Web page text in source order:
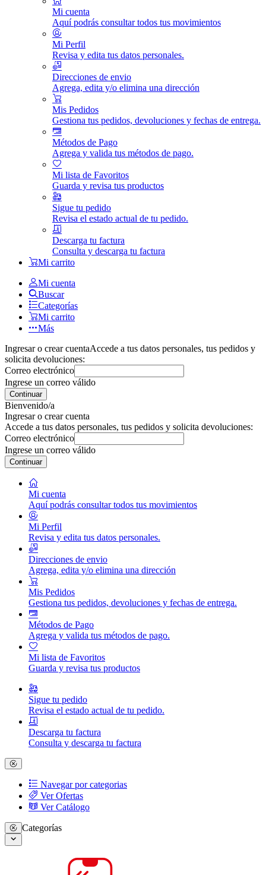
Mi cuenta
Aquí podrás consultar todos tus movimientos
Mi Perfil
Revisa y edita tus datos personales.
Direcciones de envio
Agrega, edita y/o elimina una dirección
Mis Pedidos
Gestiona tus pedidos, devoluciones y fechas de entrega.
Métodos de Pago
Agrega y valida tus métodos de pago.
Mi lista de Favoritos
Guarda y revisa tus productos
Sigue tu pedido
Revisa el estado actual de tu pedido.
Descarga tu factura
Consulta y descarga tu factura
Mi carrito
Mi cuenta
Buscar
Categorías
Mi carrito
Más
Ingresar o crear cuentaAccede a tus datos personales, tus pedidos y
solicita devoluciones:
Correo electrónico
Ingrese un correo válido
Continuar
Bienvenido/a
Ingresar o crear cuenta
Accede a tus datos personales, tus pedidos y solicita devoluciones:
Correo electrónico
Ingrese un correo válido
Continuar
Mi cuenta
Aquí podrás consultar todos tus movimientos
Mi Perfil
Revisa y edita tus datos personales.
Direcciones de envio
Agrega, edita y/o elimina una dirección
Mis Pedidos
Gestiona tus pedidos, devoluciones y fechas de entrega.
Métodos de Pago
Agrega y valida tus métodos de pago.
Mi lista de Favoritos
Guarda y revisa tus productos
Sigue tu pedido
Revisa el estado actual de tu pedido.
Descarga tu factura
Consulta y descarga tu factura
Navegar por categorias
Ver Ofertas
Ver Catálogo
Categorías